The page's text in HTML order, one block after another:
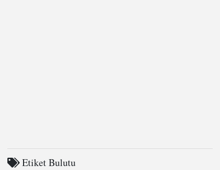
Etiket Bulutu